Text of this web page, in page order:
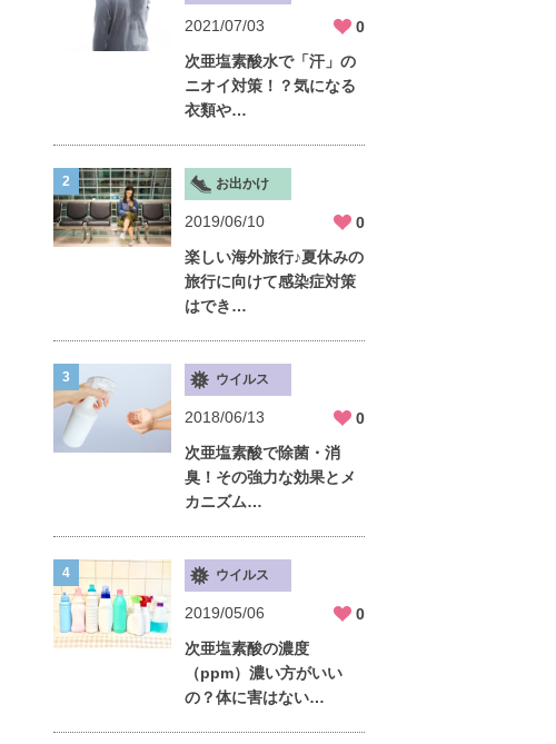
2021/07/03
0
次亜塩素酸水で「汗」の
ニオイ対策！？気になる
衣類や…
お出かけ
2019/06/10
0
楽しい海外旅行♪夏休みの
旅行に向けて感染症対策
はでき…
ウイルス
2018/06/13
0
次亜塩素酸で除菌・消
臭！その強力な効果とメ
カニズム…
ウイルス
2019/05/06
0
次亜塩素酸の濃度
（ppm）濃い方がいい
の？体に害はない…